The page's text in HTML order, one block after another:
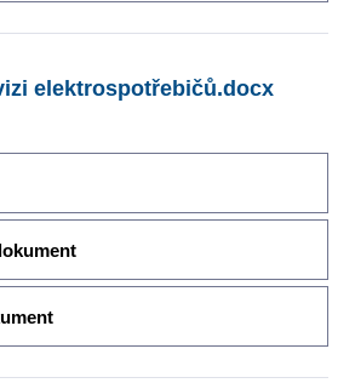
elektrospotřebičů.docx